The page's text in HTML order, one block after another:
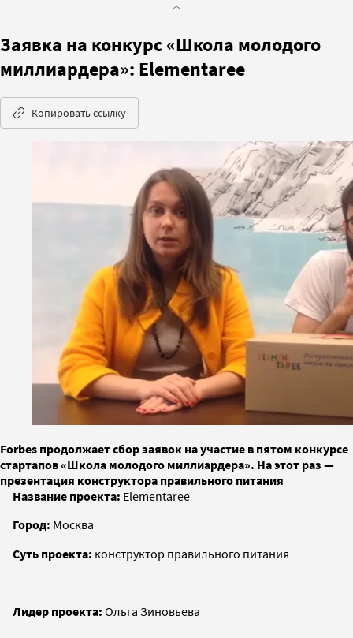
Заявка на конкурс «Школа молодого
миллиардера»: Elementaree
Копировать ссылку
Forbes продолжает сбор заявок на участие в пятом конкурсе
стартапов «Школа молодого миллиардера». На этот раз —
презентация конструктора правильного питания
Название проекта: Elementaree
Город: Москва
Суть проекта: конструктор правильного питания
Лидер проекта: Ольга Зиновьева